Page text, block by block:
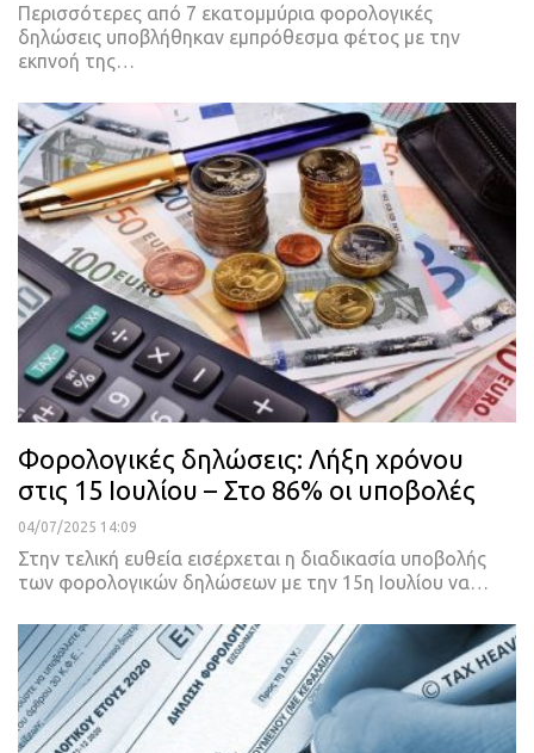
Περισσότερες από 7 εκατομμύρια φορολογικές
δηλώσεις υποβλήθηκαν εμπρόθεσμα φέτος με την
εκπνοή της…
Φορολογικές δηλώσεις: Λήξη χρόνου
στις 15 Ιουλίου – Στο 86% οι υποβολές
04/07/2025 14:09
Στην τελική ευθεία εισέρχεται η διαδικασία υποβολής
των φορολογικών δηλώσεων με την 15η Ιουλίου να…